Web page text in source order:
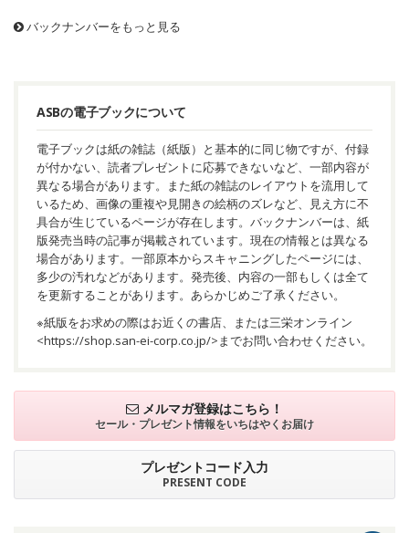
バックナンバーをもっと見る
ASBの電子ブックについて
電子ブックは紙の雑誌（紙版）と基本的に同じ物ですが、付録
が付かない、読者プレゼントに応募できないなど、一部内容が
異なる場合があります。また紙の雑誌のレイアウトを流用して
いるため、画像の重複や見開きの絵柄のズレなど、見え方に不
具合が生じているページが存在します。バックナンバーは、紙
版発売当時の記事が掲載されています。現在の情報とは異なる
場合があります。一部原本からスキャニングしたページには、
多少の汚れなどがあります。発売後、内容の一部もしくは全て
を更新することがあります。あらかじめご了承ください。
※紙版をお求めの際はお近くの書店、または三栄オンライン
<https://shop.san-ei-corp.co.jp/>までお問い合わせください。
メルマガ登録はこちら！
セール・プレゼント情報をいちはやくお届け
プレゼントコード入力
PRESENT CODE